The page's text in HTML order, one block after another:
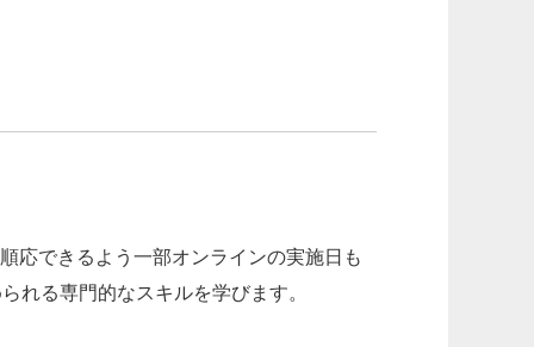
応できるよう一部オンラインの実施日も
れる専門的なスキルを学びます。